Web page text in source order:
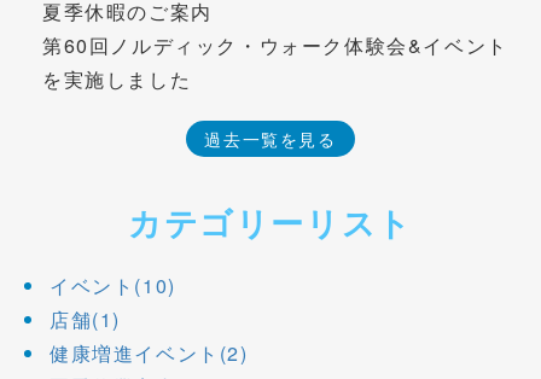
夏季休暇のご案内
第60回ノルディック・ウォーク体験会&イベント
を実施しました
過去一覧を見る
カテゴリーリスト
イベント(10)
店舗(1)
健康増進イベント(2)